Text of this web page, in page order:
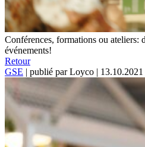
Conférences, formations ou ateliers:
événements!
Retour
GSE | publié par Loyco | 13.10.2021